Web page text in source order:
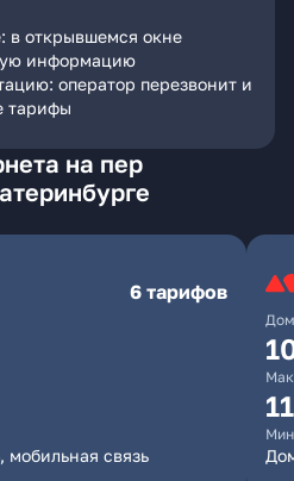
в открывшемся окне
информацию
оператор перезвонит и
тарифы
на пер
6 тарифов
связь